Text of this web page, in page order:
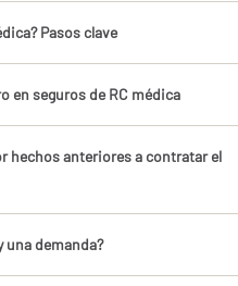
Pasos clave
en seguros de RC médica
hechos anteriores a contratar el
una demanda?